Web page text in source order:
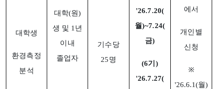
대학(원)
생 및 1년
이내
졸업자
에서
개인별
신청
※
'26.6.1(월)
대학생
환경측정
분석
기수당
25명
'26.7.20(
월)~7.24(
금)
(6기)
'26.7.27(